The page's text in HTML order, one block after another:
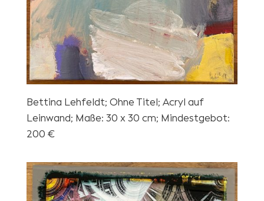
Bettina Lehfeldt; Ohne Titel; Acryl auf
Leinwand; Maße: 30 x 30 cm; Mindestgebot:
200 €